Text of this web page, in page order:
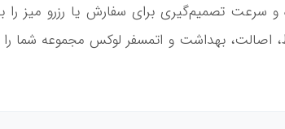
سرعت تصمیم‌گیری برای سفارش یا رزرو میز
اصالت، بهداشت و اتمسفر لوکس مجموعه شما